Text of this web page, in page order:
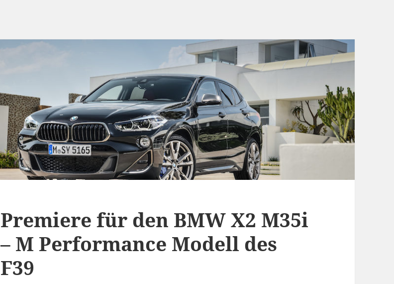
Premiere für den BMW X2 M35i
– M Performance Modell des
F39